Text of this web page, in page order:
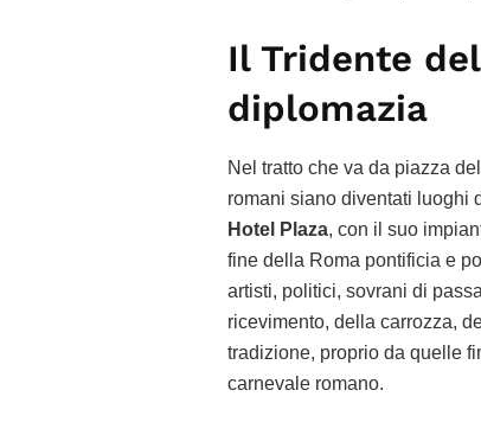
Il Tridente
diplomazia
Nel tratto che va da piazza
romani siano diventati luoghi
Hotel Plaza, con il suo
fine della Roma pontificia e
artisti, politici, sovrani di
ricevimento, della carrozza,
tradizione, proprio da quelle
carnevale romano.